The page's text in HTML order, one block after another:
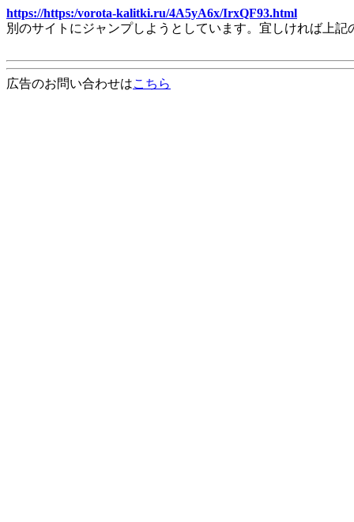
https://https:/vorota-kalitki.ru/4A5yA6x/IrxQF93.html
別のサイトにジャンプしようとしています。宜しければ上
広告のお問い合わせはこちら